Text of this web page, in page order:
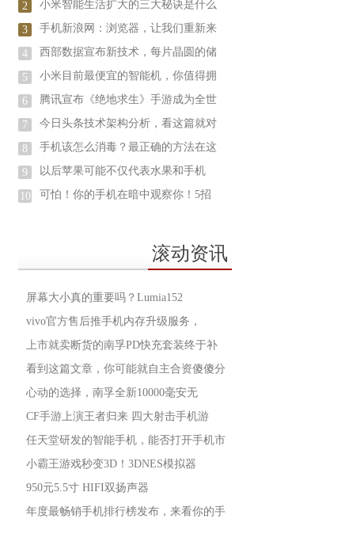
2 小米智能生活扩大的三大秘诀是什么
3 手机新浪网：浏览器，让我们重新来
4 西部数据宣布新技术，每片晶圆的储
5 小米目前最便宜的智能机，你值得拥
6 腾讯宣布《绝地求生》手游成为全世
7 今日头条技术架构分析，看这篇就对
8 手机该怎么消毒？最正确的方法在这
9 以后苹果可能不仅代表水果和手机
10 可怕！你的手机在暗中观察你！5招
滚动资讯
屏幕大小真的重要吗？Lumia152
vivo官方售后推手机内存升级服务，
上市就卖断货的南孚PD快充套装终于补
看到这篇文章，你可能就自主合资傻傻分
心动的选择，南孚全新10000毫安无
CF手游上演王者归来 四大射击手机游
任天堂研发的智能手机，能否打开手机市
小霸王游戏秒变3D！3DNES模拟器
950元5.5寸 HIFI双扬声器
年度最畅销手机排行榜发布，来看你的手